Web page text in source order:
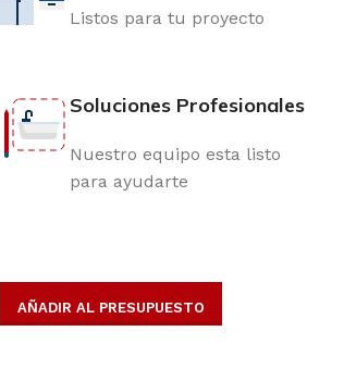
Listos para tu proyecto
Soluciones Profesionales
Nuestro equipo esta listo
para ayudarte
AÑADIR AL PRESUPUESTO